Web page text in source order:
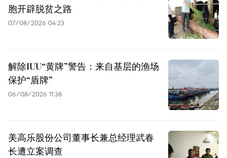
胞开辟脱贫之路
07/08/2026 04:23
解除IUU“黄牌”警告：来自基层的渔场
保护“盾牌”
06/08/2026 11:38
美高乐股份公司董事长兼总经理武春
长遭立案调查